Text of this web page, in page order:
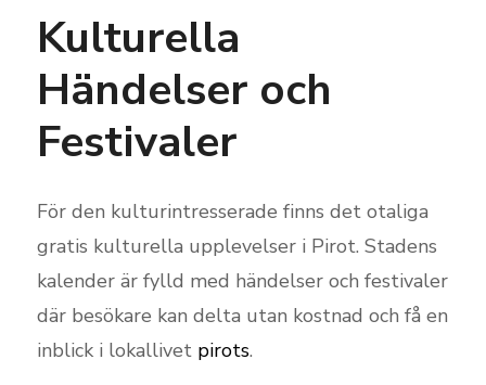
Kulturella
Händelser och
Festivaler
För den kulturintresserade finns det otaliga
gratis kulturella upplevelser i Pirot. Stadens
kalender är fylld med händelser och festivaler
där besökare kan delta utan kostnad och få en
inblick i lokallivet pirots.